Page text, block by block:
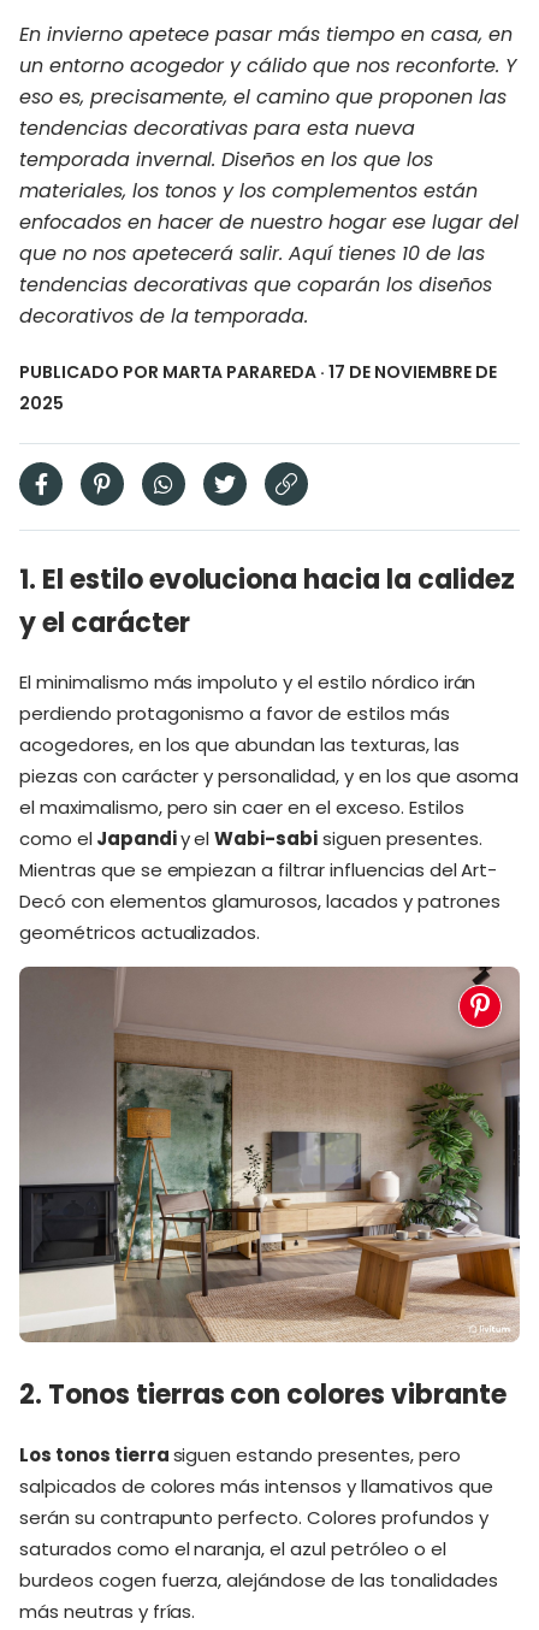
En invierno apetece pasar más tiempo en casa, en
un entorno acogedor y cálido que nos reconforte. Y
eso es, precisamente, el camino que proponen las
tendencias decorativas para esta nueva
temporada invernal. Diseños en los que los
materiales, los tonos y los complementos están
enfocados en hacer de nuestro hogar ese lugar del
que no nos apetecerá salir. Aquí tienes 10 de las
tendencias decorativas que coparán los diseños
decorativos de la temporada.
PUBLICADO POR MARTA PARAREDA · 17 DE NOVIEMBRE DE
2025
1. El estilo evoluciona hacia la calidez
y el carácter
El minimalismo más impoluto y el estilo nórdico irán
perdiendo protagonismo a favor de estilos más
acogedores, en los que abundan las texturas, las
piezas con carácter y personalidad, y en los que asoma
el maximalismo, pero sin caer en el exceso. Estilos
como el Japandiy elWabi-sabisiguen presentes.
Mientras que se empiezan a filtrar influencias del Art-
Decó con elementos glamurosos, lacados y patrones
geométricos actualizados.
2. Tonos tierras con colores vibrante
Los tonos tierrasiguen estando presentes, pero
salpicados de colores más intensos y llamativos que
serán su contrapunto perfecto. Colores profundos y
saturados como el naranja, el azul petróleo o el
burdeos cogen fuerza, alejándose de las tonalidades
más neutras y frías.